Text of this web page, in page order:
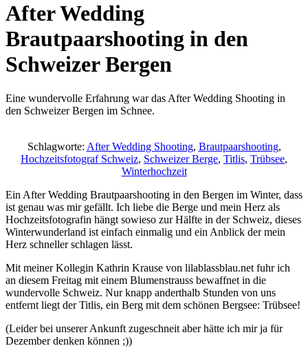
After Wedding
Brautpaarshooting in den
Schweizer Bergen
Eine wundervolle Erfahrung war das After Wedding Shooting in
den Schweizer Bergen im Schnee.
Schlagworte: After Wedding Shooting, Brautpaarshooting,
Hochzeitsfotograf Schweiz, Schweizer Berge, Titlis, Trübsee,
Winterhochzeit
Ein After Wedding Brautpaarshooting in den Bergen im Winter, dass
ist genau was mir gefällt. Ich liebe die Berge und mein Herz als
Hochzeitsfotografin hängt sowieso zur Hälfte in der Schweiz, dieses
Winterwunderland ist einfach einmalig und ein Anblick der mein
Herz schneller schlagen lässt.
Mit meiner Kollegin Kathrin Krause von lilablassblau.net fuhr ich
an diesem Freitag mit einem Blumenstrauss bewaffnet in die
wundervolle Schweiz. Nur knapp anderthalb Stunden von uns
entfernt liegt der Titlis, ein Berg mit dem schönen Bergsee: Trübsee!
(Leider bei unserer Ankunft zugeschneit aber hätte ich mir ja für
Dezember denken können ;))